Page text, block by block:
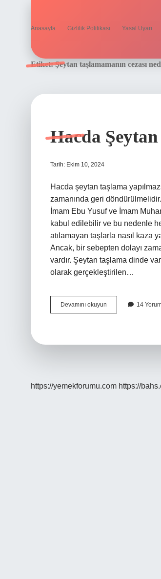
Anasayfa Gizlilik Politikası Yasal Uyarı
Etiket:Şeytan taşlamamanın cezası
Hacda
Tarih: Ekim 10, 2024
Hacda şeytan taşlama
zamanında geri
İmam Ebu Yusuf ve İmam
kabul edilebilir ve bu nedenle
atılamayan taşlarla nasıl kaza
Ancak, bir sebepten dolayı
vardır. Şeytan taşlama dinde
olarak gerçekleştirilen…
Devamını okuyun
Şeytan
14
https://yemekforumu.com https://